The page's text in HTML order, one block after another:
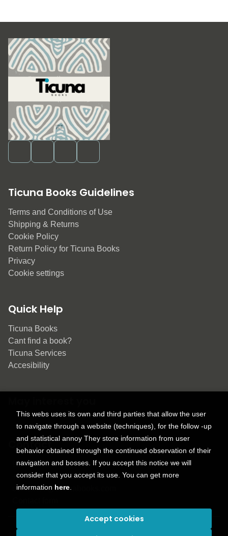
Ticuna Books Guidelines
Terms and Conditions of Use
Shipping & Returns
Cookie Policy
Return Policy for Ticuna Books
Privacy
Cookie settings
Quick Help
Ticuna Books
Cant find a book?
Ticuna Services
Accesibility
Contact
9150 Tahoma St.
+1 614-707-9934
contactus@ticunabooks.com
This webs uses its own and third parties that allow the user
to navigate through a website (techniques), for the follow -up
and statistical annoy They store information from user
behavior obtained through the continued observation of their
navigation and bosses. If you accept this notice we will
consider that you accept its use. You can get more
information here
Accept cookies